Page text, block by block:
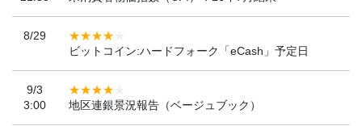
8/29
ビットコイン:ハードフォーク「eCash」予定日
9/3
3:00
地区連銀景況報告（ベージュブック）